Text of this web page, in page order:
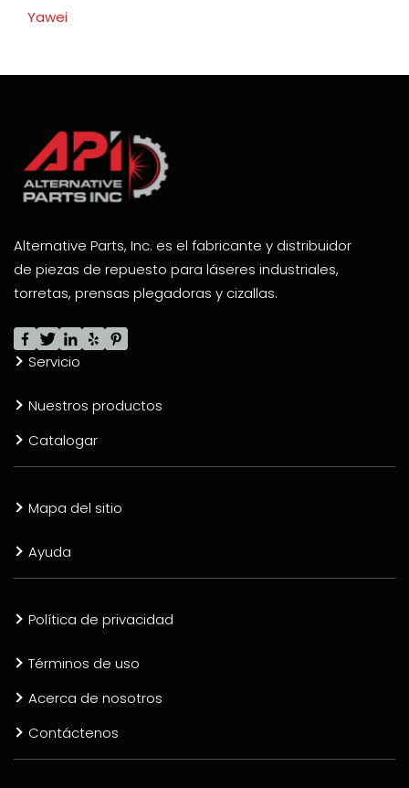
Yawei
Alternative Parts, Inc. es el fabricante y distribuidor
de piezas de repuesto para láseres industriales,
torretas, prensas plegadoras y cizallas.
Servicio
Nuestros productos
Catalogar
Mapa del sitio
Ayuda
Política de privacidad
Términos de uso
Acerca de nosotros
Contáctenos